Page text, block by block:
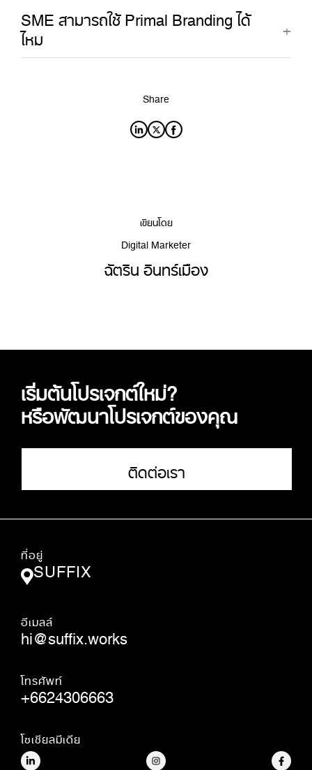
SME สามารถใช้ Primal Branding ได้
ไหม
Share
เขียนโดย
Digital Marketer
ฉัตริน อินทร์เมือง
เริ่มต้นโปรเจกต์ใหม่?
หรือพัฒนาโปรเจกต์ของคุณ
ติดต่อเรา
ที่อยู่
SUFFIX
อีเมลล์
hi@suffix.works
โทรศัพท์
+6624306663
โซเชียลมีเดีย